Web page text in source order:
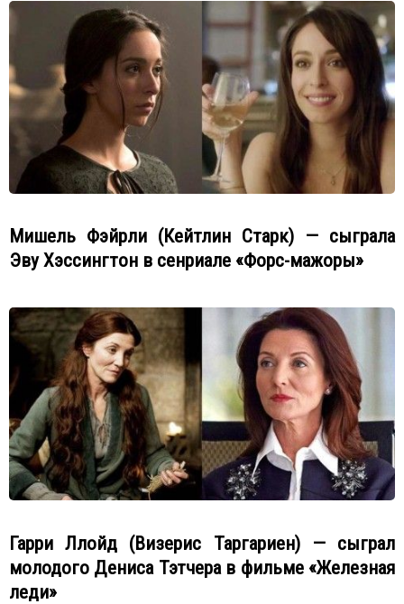
Мишель Фэйрли (Кейтлин Старк) — сыграла
Эву Хэссингтон в сенриале «Форс-мажоры»
Гарри Ллойд (Визерис Таргариен) — сыграл
молодого Дениса Тэтчера в фильме «Железная
леди»